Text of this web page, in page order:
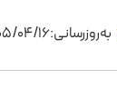
به‌روز‌رسانی:۱۴۰۵/۰۴/۱۶